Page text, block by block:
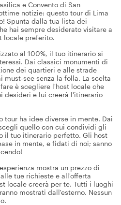
e Convento di San
notizie: questo tour di Lima
Spunta dalla tua lista dei
hai sempre desiderato visitare a
locale preferito.
al 100%, il tuo itinerario si
Dai classici monumenti di
dei quartieri e alle strade
must-see senza la folla. La scelta
è scegliere l'host locale che
desideri e lui creerà l'itinerario
tour ha idee diverse in mente. Dai
quello con cui condividi gli
il tuo itinerario perfetto. Gli host
in mente, e fidati di noi; sanno
mostra un prezzo di
tue richieste e all'offerta
locale creerà per te. Tutti i luoghi
mostrati dall'esterno. Nessun